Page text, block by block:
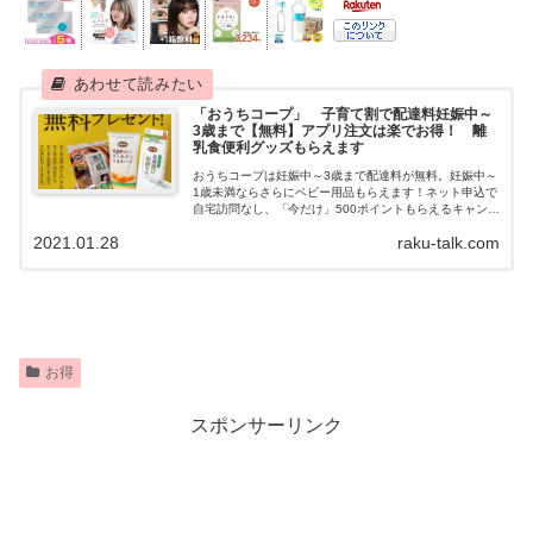
「おうちコープ」 子育て割で配達料妊娠中～
3歳まで【無料】アプリ注文は楽でお得！ 離
乳食便利グッズもらえます
おうちコープは妊娠中～3歳まで配達料が無料。妊娠中～
1歳未満ならさらにベビー用品もらえます！ネット申込で
自宅訪問なし、「今だけ」500ポイントもらえるキャンペ
raku-talk.com
2021.01.28
お得
スポンサーリンク